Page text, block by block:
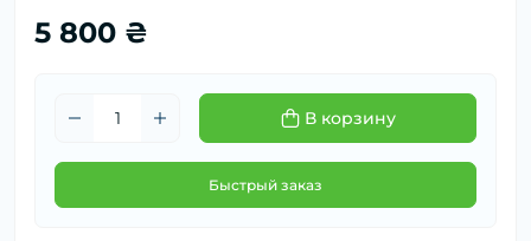
5 800 ₴
В корзину
Быстрый заказ